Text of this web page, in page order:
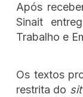
Após
Sinait
Trabalho e
Os textos
restrita do